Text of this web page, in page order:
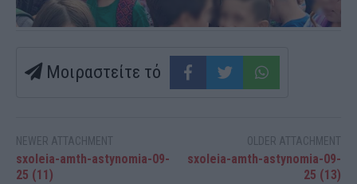
Μοιραστείτε τό
NEWER ATTACHMENT
sxoleia-amth-astynomia-09-
25 (11)
OLDER ATTACHMENT
sxoleia-amth-astynomia-09-
25 (13)